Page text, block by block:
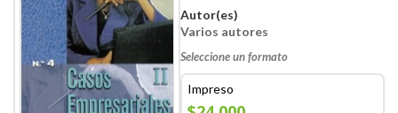
Autor(es)
Varios autores
Seleccione un formato
Impreso
the
images
gallery
the
images
gallery